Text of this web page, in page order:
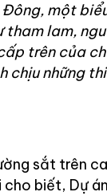
một
tham lam,
trên của
chịu những
sắt trên
biết, Dự